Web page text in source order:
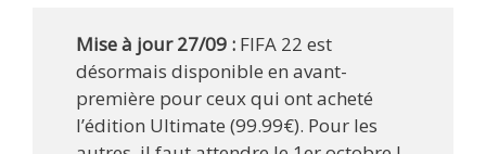
Mise à jour 27/09 : FIFA 22 est
désormais disponible en avant-
première pour ceux qui ont acheté
l’édition Ultimate (99.99€). Pour les